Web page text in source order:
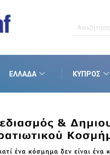
ΕΛΛΆΔΑ ΚΎΠΡΟΣ